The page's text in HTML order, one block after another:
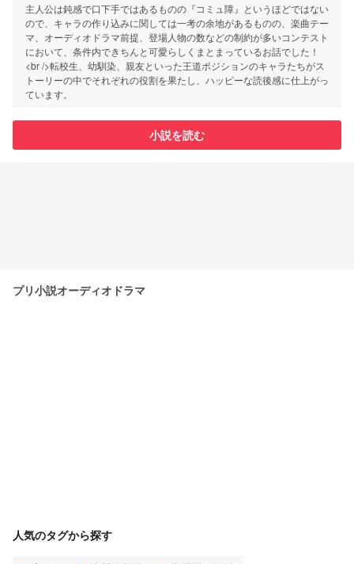
主人公は鈍感で口下手ではあるものの『コミュ障』というほどではない
ので、キャラの作り込みに関しては一考の余地があるものの、楽曲テー
マ、オーディオドラマ前提、登場人物の数などの制約が多いコンテスト
において、条件内できちんと可愛らしくまとまっているお話でした！
<br />転校生、幼馴染、親友といった王道ポジションのキャラたちがス
トーリーの中でそれぞれの役割を果たし、ハッピーな読後感に仕上がっ
ています。
小説を読む
プリ小説オーディオドラマ
人気のタグから探す